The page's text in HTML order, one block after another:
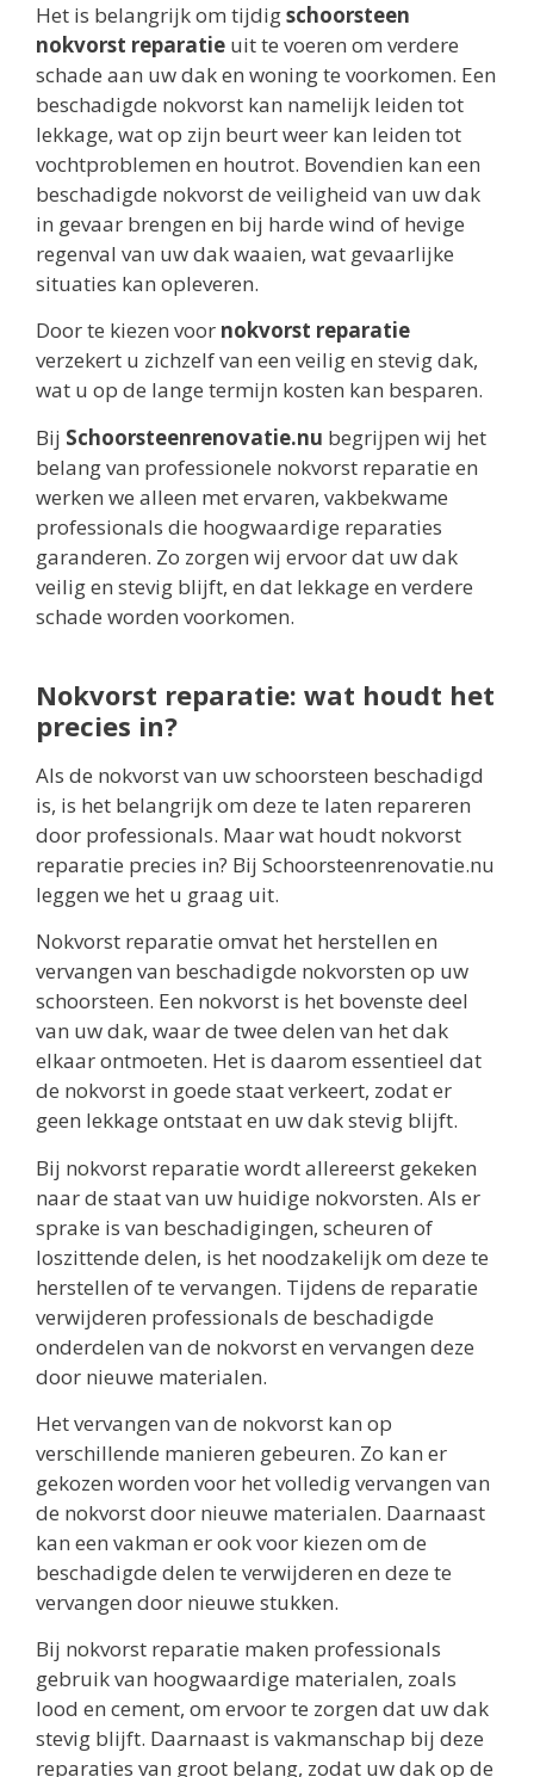
Het is belangrijk om tijdigschoorsteen
nokvorst reparatie uit te voeren om verdere
schade aan uw dak en woning te voorkomen. Een
beschadigde nokvorst kan namelijk leiden tot
lekkage, wat op zijn beurt weer kan leiden tot
vochtproblemen en houtrot. Bovendien kan een
beschadigde nokvorst de veiligheid van uw dak
in gevaar brengen en bij harde wind of hevige
regenval van uw dak waaien, wat gevaarlijke
situaties kan opleveren.
Door te kiezen voor nokvorst reparatie
verzekert u zichzelf van een veilig en stevig dak,
wat u op de lange termijn kosten kan besparen.
Bij Schoorsteenrenovatie.nu begrijpen wij het
belang van professionele nokvorst reparatie en
werken we alleen met ervaren, vakbekwame
professionals die hoogwaardige reparaties
garanderen. Zo zorgen wij ervoor dat uw dak
veilig en stevig blijft, en dat lekkage en verdere
schade worden voorkomen.
Nokvorst reparatie: wat houdt het
precies in?
Als de nokvorst van uw schoorsteen beschadigd
is, is het belangrijk om deze te laten repareren
door professionals. Maar wat houdt nokvorst
reparatie precies in? Bij Schoorsteenrenovatie.nu
leggen we het u graag uit.
Nokvorst reparatie omvat het herstellen en
vervangen van beschadigde nokvorsten op uw
schoorsteen. Een nokvorst is het bovenste deel
van uw dak, waar de twee delen van het dak
elkaar ontmoeten. Het is daarom essentieel dat
de nokvorst in goede staat verkeert, zodat er
geen lekkage ontstaat en uw dak stevig blijft.
Bij nokvorst reparatie wordt allereerst gekeken
naar de staat van uw huidige nokvorsten. Als er
sprake is van beschadigingen, scheuren of
loszittende delen, is het noodzakelijk om deze te
herstellen of te vervangen. Tijdens de reparatie
verwijderen professionals de beschadigde
onderdelen van de nokvorst en vervangen deze
door nieuwe materialen.
Het vervangen van de nokvorst kan op
verschillende manieren gebeuren. Zo kan er
gekozen worden voor het volledig vervangen van
de nokvorst door nieuwe materialen. Daarnaast
kan een vakman er ook voor kiezen om de
beschadigde delen te verwijderen en deze te
vervangen door nieuwe stukken.
Bij nokvorst reparatie maken professionals
gebruik van hoogwaardige materialen, zoals
lood en cement, om ervoor te zorgen dat uw dak
stevig blijft. Daarnaast is vakmanschap bij deze
reparaties van groot belang, zodat uw dak op de